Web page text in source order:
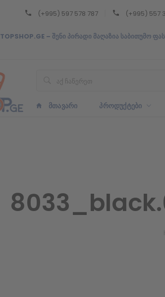
(+995) 597 578 787 (+995) 557
TOPSHOP.GE – შენი პირადი მაღაზია საბითუმო
ᲛᲗᲐᲕᲐᲠᲘ ᲞᲠᲝᲓᲣᲥᲢᲔᲑᲘ